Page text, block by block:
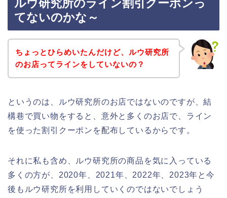
ルウ研究所のライン割引クーポンっ
てないのかな～
ちょっとひらめいたんだけど、ルウ研究所
のお店ってラインをしていないの？
というのは、ルウ研究所のお店ではないのですが、結
構巷で買い物をすると、意外と多くのお店で、ライン
を使った割引クーポンを配布しているからです。
それに私も含め、ルウ研究所の商品を気に入っている
多くの方が、2020年、2021年、2022年、2023年と今
後もルウ研究所を利用していくのではないでしょう